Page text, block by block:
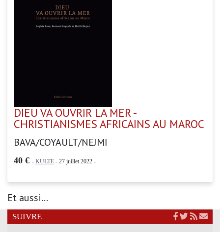
DIEU VA OUVRIR LA MER -
CHRISTIANISMES AFRICAINS AU MAROC
BAVA/COYAULT/NEJMI
40 € - KULTE- 27 juillet 2022 -
Et aussi...
SUIVRE